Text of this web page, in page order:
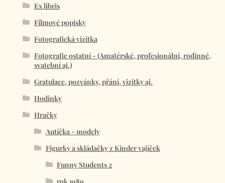
Ex libris
Filmové popisky
Fotografická vizitka
Fotografie ostatní - (Amatérské, profesionální, rodinné,
svatební aj.)
Gratulace, pozvánky, přání, vizitky aj.
Hodinky
Hračky
Autíčka - modely
Figurky a skládačky z Kinder vajíček
Funny Students 2